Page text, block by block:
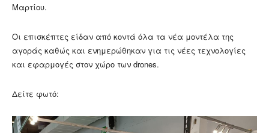
Μαρτίου.
Οι επισκέπτες είδαν από κοντά όλα τα νέα μοντέλα της
αγοράς καθώς και ενημερώθηκαν για τις νέες τεχνολογίες
και εφαρμογές στον χώρο των drones.
Δείτε φωτό: